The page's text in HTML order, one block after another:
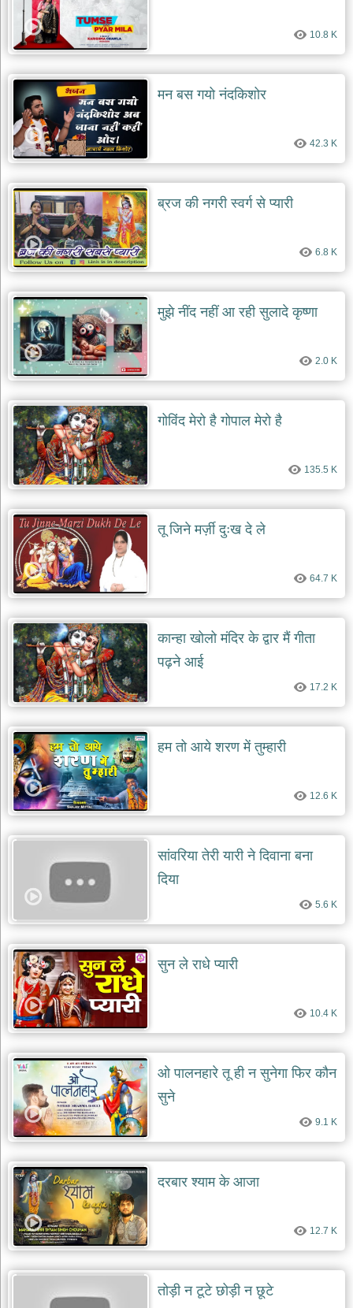
खाटू
श्याम
भजन
khatu
bhajans
रानी
सती
दादी
भजन
rani
dadi
bhajans
बावा
लाल
दयाल
भजन
lal
dayal
bhajans
शनि
देव
भजन
dev
bhajans
आज
का
भजन
bhajan
day
भजन
जोड़ें
add
bhajans
10.8 K
मन बस गयो नंदकिशोर
42.3 K
ब्रज की नगरी स्वर्ग से प्यारी
6.8 K
मुझे नींद नहीं आ रही सुलादे कृष्णा
2.0 K
गोविंद मेरो है गोपाल मेरो है
135.5 K
तू जिने मर्ज़ी दुःख दे ले
64.7 K
कान्हा खोलो मंदिर के द्वार मैं गीता
पढ़ने आई
17.2 K
हम तो आये शरण में तुम्हारी
12.6 K
सांवरिया तेरी यारी ने दिवाना बना
दिया
5.6 K
सुन ले राधे प्यारी
10.4 K
ओ पालनहारे तू ही न सुनेगा फिर कौन
सुने
9.1 K
दरबार श्याम के आजा
12.7 K
तोड़ी न टूटे छोड़ी न छूटे